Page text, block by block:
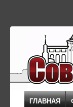
ГЛАВНАЯ